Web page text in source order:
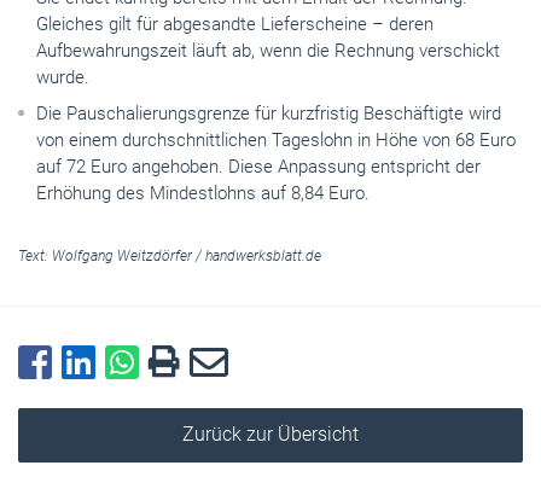
Gleiches gilt für abgesandte Lieferscheine – deren
Aufbewahrungszeit läuft ab, wenn die Rechnung verschickt
wurde.
Die Pauschalierungsgrenze für kurzfristig Beschäftigte wird
von einem durchschnittlichen Tageslohn in Höhe von 68 Euro
auf 72 Euro angehoben. Diese Anpassung entspricht der
Erhöhung des Mindestlohns auf 8,84 Euro.
Text: Wolfgang Weitzdörfer/ handwerksblatt.de
Zurück zur Übersicht